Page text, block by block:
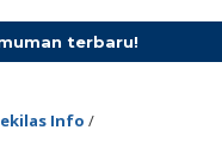
Info /